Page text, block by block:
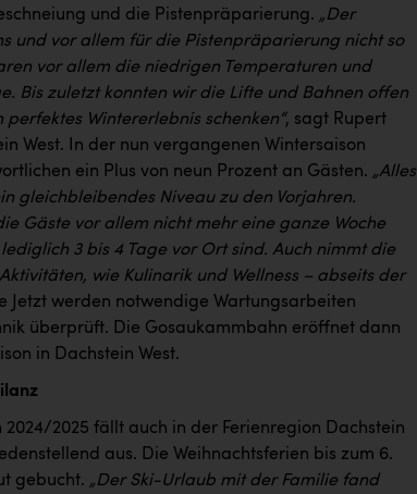
und die Pistenpräparierung. „Der
und vor allem für die Pistenpräparierung nicht so
vor allem die niedrigen Temperaturen und
Bis zuletzt konnten wir die Lifte und Bahnen offen
Wintererlebnis schenken“, sagt Rupert
West. In der nun vergangenen Wintersaison
ein Plus von neun Prozent an Gästen. „Alles
gleichbleibendes Niveau zu den Vorjahren.
Gäste vor allem nicht mehr eine ganze Woche
3 bis 4 Tage vor Ort sind. Auch nimmt die
wie Kulinarik und Wellness – abseits der
Jetzt werden notwendige Wartungsarbeiten
überprüft. Die Gosaukammbahn eröffnet dann
in Dachstein West.
2024/2025 fällt auch in der Ferienregion Dachstein
aus. Die Weihnachtsferien bis zum 6.
gebucht. „Der Ski-Urlaub mit der Familie fand